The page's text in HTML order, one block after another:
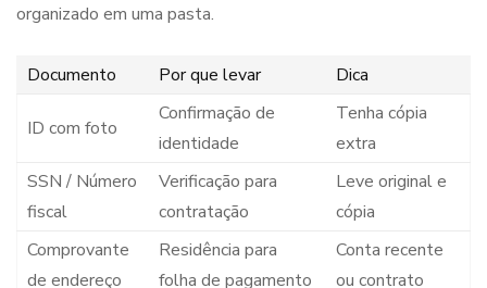
organizado em uma pasta.
Documento Por que levar Dica
ID com foto
Confirmação de
identidade
Tenha cópia
extra
SSN / Número
fiscal
Verificação para
contratação
Leve original e
cópia
Comprovante
de endereço
Residência para
folha de pagamento
Conta recente
ou contrato